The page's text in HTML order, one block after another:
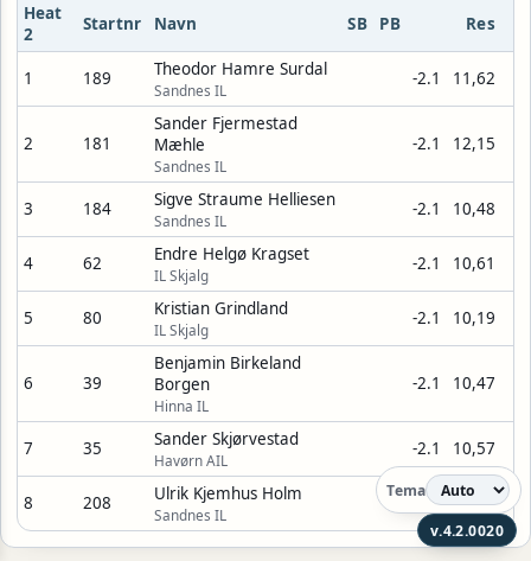
Heat
2
Startnr Navn SB PB Res
1 189 Theodor Hamre Surdal
Sandnes IL
-2.1 11,62
2 181
Sander Fjermestad
Mæhle
Sandnes IL
-2.1 12,15
3 184 Sigve Straume Helliesen
Sandnes IL
-2.1 10,48
4 62 Endre Helgø Kragset
IL Skjalg
-2.1 10,61
5 80 Kristian Grindland
IL Skjalg
-2.1 10,19
6 39
Benjamin Birkeland
Borgen
Hinna IL
-2.1 10,47
7 35 Sander Skjørvestad
Havørn AIL
-2.1 10,57
8 208 Ulrik Kjemhus Holm
Sandnes IL
-2.1 DNS
v.4.2.0020
Tema